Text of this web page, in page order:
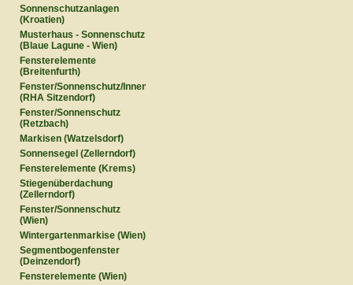
Sonnenschutzanlagen
(Kroatien)
Musterhaus - Sonnenschutz
(Blaue Lagune - Wien)
Fensterelemente
(Breitenfurth)
Fenster/Sonnenschutz/Innentüren
(RHA Sitzendorf)
Fenster/Sonnenschutz
(Retzbach)
Markisen (Watzelsdorf)
Sonnensegel (Zellerndorf)
Fensterelemente (Krems)
Stiegenüberdachung
(Zellerndorf)
Fenster/Sonnenschutz
(Wien)
Wintergartenmarkise (Wien)
Segmentbogenfenster
(Deinzendorf)
Fensterelemente (Wien)